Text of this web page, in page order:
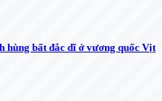
hùng bất đắc dĩ ở vương quốc Vịt